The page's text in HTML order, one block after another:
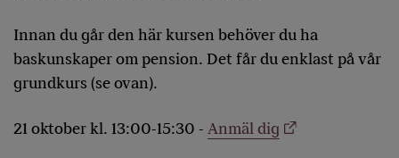
Innan du går den här kursen behöver du ha
baskunskaper om pension. Det får du enklast på vår
grundkurs (se ovan).
21 oktober kl. 13:00-15:30 - Anmäl dig